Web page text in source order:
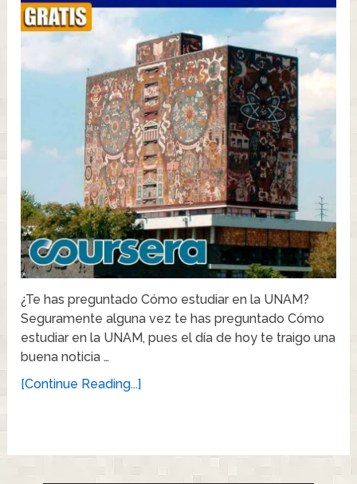
¿Te has preguntado Cómo estudiar en la UNAM?
Seguramente alguna vez te has preguntado Cómo
estudiar en la UNAM, pues el día de hoy te traigo una
buena noticia …
[Continue Reading...]